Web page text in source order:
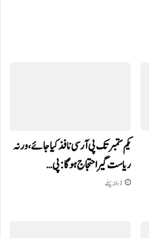
یکم ستمبر تک پی آر سی نافذ کیا جائے، ورنہ
ریاست گیر احتجاج ہوگا: پی…
1 ہفتہ پہلے